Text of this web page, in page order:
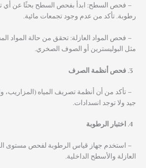
– فحص السطح: ابدأ بفحص السطح بحثًا عن أي
رطوبة. تأكد من عدم وجود تجمعات مائية.
– فحص المواد العازلة: تحقق من حالة المواد
مثل البوليسترين أو الصوف الصخري.
فحص أنظمة الصرف
– تأكد من أن أنظمة تصريف المياه (المزاريب،
جيد ولا توجد انسدادات.
اختبار الرطوبة
– استخدم جهاز قياس الرطوبة لفحص مستوى
العازلة والأسطح الداخلية.